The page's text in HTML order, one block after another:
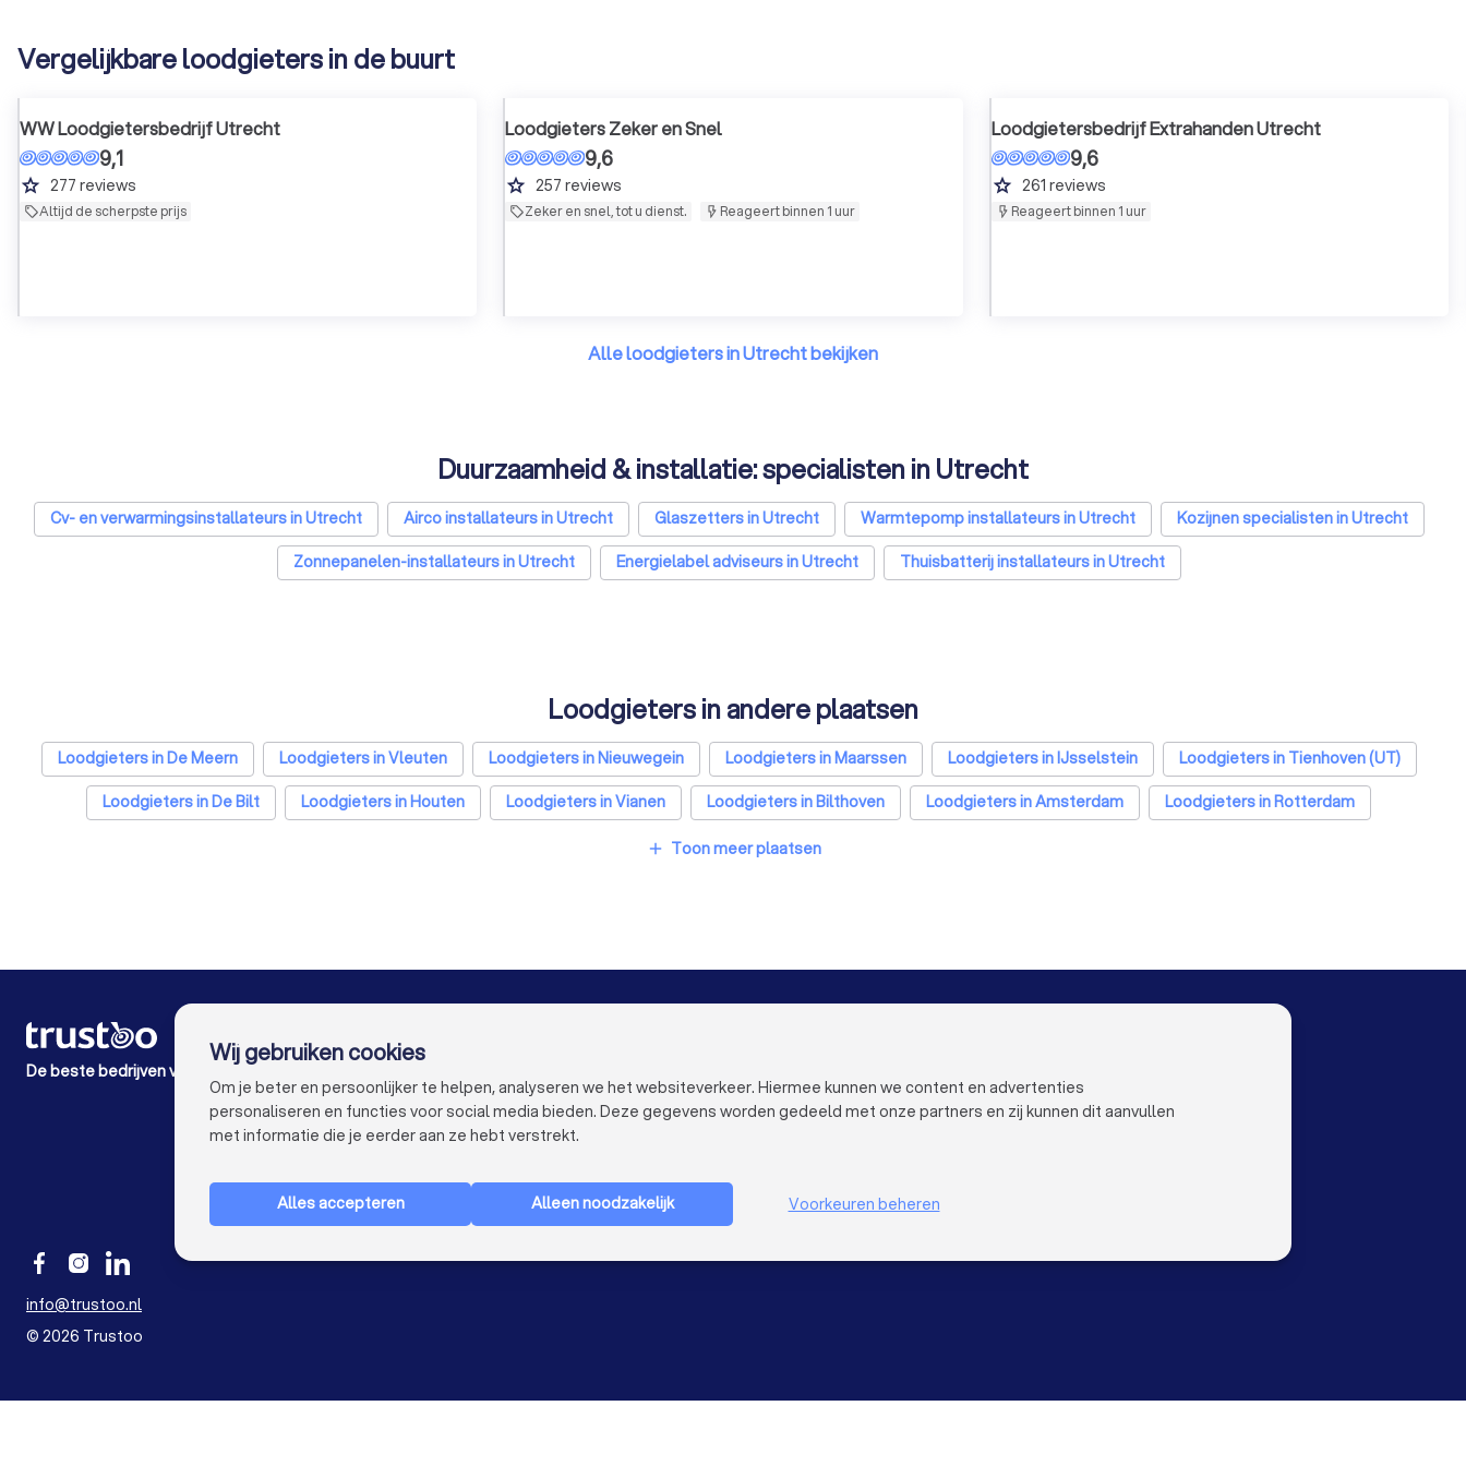
Vergelijkbare loodgieters in de buurt
WW Loodgietersbedrijf Utrecht
9,1
grade 277 reviews
Altijd de scherpste prijs
Loodgieters Zeker en Snel
9,6
grade 257 reviews
Zeker en snel, tot u dienst. Reageert binnen 1 uur
Loodgietersbedrijf Extrahanden Utrecht
9,6
grade 261 reviews
Reageert binnen 1 uur
Alle loodgieters in Utrecht bekijken
Duurzaamheid & installatie: specialisten in Utrecht
Cv- en verwarmingsinstallateurs in Utrecht Airco installateurs in Utrecht Glaszetters in Utrecht Warmtepomp installateurs in Utrecht
Kozijnen specialisten in Utrecht
Zonnepanelen-installateurs in Utrecht
Energielabel adviseurs in Utrecht Thuisbatterij installateurs in Utrecht
Loodgieters in andere plaatsen
Loodgieters in De Meern Loodgieters in Vleuten Loodgieters in Nieuwegein Loodgieters in Maarssen Loodgieters in IJsselstein
Loodgieters in Tienhoven (UT)
Loodgieters in De Bilt
Loodgieters in Houten Loodgieters in Vianen Loodgieters in Bilthoven Loodgieters in Amsterdam
Loodgieters in Rotterdam
Loodgieters in Tilburg Loodgieters in Groningen
add Toon meer plaatsen
De beste bedrijven voor jou
info@trustoo.nl
Hoe het werkt
Expert blogs
Kostenoverzichten
Klacht over bedrijf
Trustoo Top Pro
Ervaringen
Blog
Werken bij Trustoo
Contact
Pers
Sitemap
© 2026 Trustoo
Wij gebruiken cookies
Om je beter en persoonlijker te helpen, analyseren we het websiteverkeer. Hiermee kunnen we content en advertenties
personaliseren en functies voor social media bieden. Deze gegevens worden gedeeld met onze partners en zij kunnen dit aanvullen
met informatie die je eerder aan ze hebt verstrekt.
Alles accepteren Alleen noodzakelijk Voorkeuren beheren